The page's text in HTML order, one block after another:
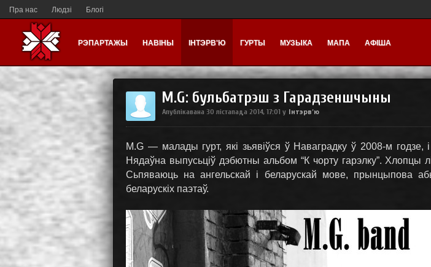
Пра нас Людзі Блогі
РЭПАРТАЖЫ НАВІНЫ ІНТЭРВ'Ю ГУРТЫ МУЗЫКА МАПА АФІША
M.G: бульбатрэш з Гарадзеншчыны
Апублікавана 30 лістапада 2014, 17:01 у Інтэрв'ю
M.G — малады гурт, які зьявіўся ў Наваградку ў 2008-м годзе,
Нядаўна выпусьціў дэбютны альбом “К чорту гарэлку”. Хлопцы
Сьпяваюць на ангельскай і беларускай мове, прынцыпова
беларускіх паэтаў.